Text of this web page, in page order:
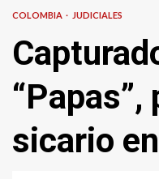
COLOMBIA JUDICIALES
sicario